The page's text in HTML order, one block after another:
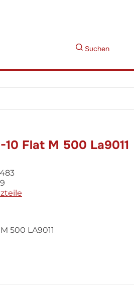
Suchen
Flat M 500 La9011
500 LA9011